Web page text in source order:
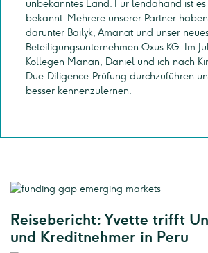
unbekanntes Land. Für lendahand ist
bekannt: Mehrere unserer Partner
darunter Bailyk, Amanat und unser
Beteiligungsunternehmen Oxus KG. Im
Kollegen Manan, Daniel und ich nach
Due-Diligence-Prüfung durchzuführen
besser kennenzulernen.
Reisebericht: Yvette trifft
und Kreditnehmer in Peru